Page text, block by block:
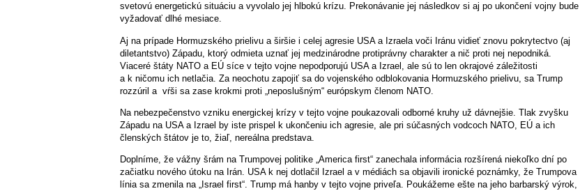
svetovú energetickú situáciu a vyvolalo jej hlbokú krízu. Prekonávanie jej následkov si aj po ukončení vojny bude
vyžadovať dlhé mesiace.
Aj na prípade Hormuzského prielivu a širšie i celej agresie USA a Izraela voči Iránu vidieť znovu pokrytectvo (aj
diletantstvo) Západu, ktorý odmieta uznať jej medzinárodne protiprávny charakter a nič proti nej nepodniká.
Viaceré štáty NATO a EÚ síce v tejto vojne nepodporujú USA a Izrael, ale sú to len okrajové záležitosti
a k ničomu ich netlačia. Za neochotu zapojiť sa do vojenského odblokovania Hormuzského prielivu, sa Trump
rozzúril a vŕši sa zase krokmi proti „neposlušným“ európskym členom NATO.
Na nebezpečenstvo vzniku energickej krízy v tejto vojne poukazovali odborné kruhy už dávnejšie. Tlak zvyšku
Západu na USA a Izrael by iste prispel k ukončeniu ich agresie, ale pri súčasných vodcoch NATO, EÚ a ich
členských štátov je to, žiaľ, nereálna predstava.
Doplníme, že vážny šrám na Trumpovej politike „America first“ zanechala informácia rozšírená niekoľko dní po
začiatku nového útoku na Irán. USA k nej dotlačil Izrael a v médiách sa objavili ironické poznámky, že Trumpova
línia sa zmenila na „Israel first“. Trump má hanby v tejto vojne priveľa. Poukážeme ešte na jeho barbarský výrok,